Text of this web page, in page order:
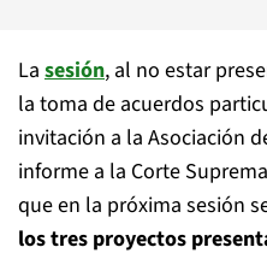
La sesión, al no estar
la toma de acuerdos
invitación a la Asociación
informe a la Corte
que en la próxima sesión
los tres proyectos